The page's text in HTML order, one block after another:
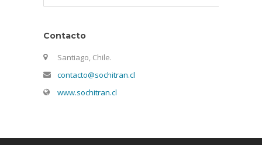
Contacto
Santiago, Chile.
contacto@sochitran.cl
www.sochitran.cl